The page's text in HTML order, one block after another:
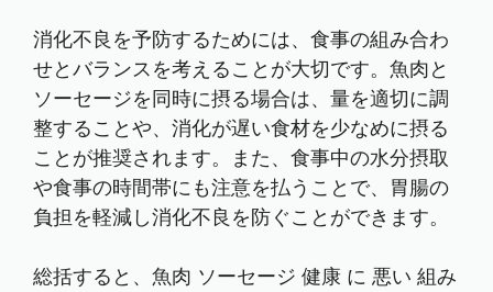
消化不良を予防するためには、食事の組み合わ
せとバランスを考えることが大切です。魚肉と
ソーセージを同時に摂る場合は、量を適切に調
整することや、消化が遅い食材を少なめに摂る
ことが推奨されます。また、食事中の水分摂取
や食事の時間帯にも注意を払うことで、胃腸の
負担を軽減し消化不良を防ぐことができます。
総括すると、魚肉 ソーセージ 健康 に 悪い 組み